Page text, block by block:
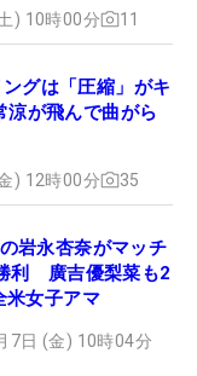
) 10時00分 11
グは「圧縮」がキ
涼が飛んで曲がら
) 12時00分 35
岩永杏奈がマッチ
利 廣吉優梨菜も2
米女子アマ
7日 (金) 10時04分